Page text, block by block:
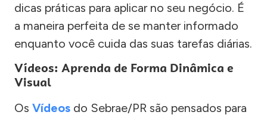
dicas práticas para aplicar no seu negócio. É
a maneira perfeita de se manter informado
enquanto você cuida das suas tarefas diárias.
Vídeos: Aprenda de Forma Dinâmica e
Visual
Os Vídeos do Sebrae/PR são pensados para